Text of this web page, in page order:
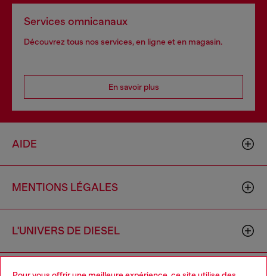
Services omnicanaux
Découvrez tous nos services, en ligne et en magasin.
En savoir plus
AIDE
MENTIONS LÉGALES
L'UNIVERS DE DIESEL